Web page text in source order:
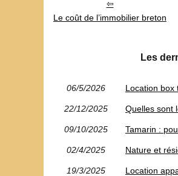
Le coût de l’immobilier breton
Les
06/5/2026 Location box
22/12/2025 Quelles sont
09/10/2025 Tamarin :
02/4/2025 Nature et
19/3/2025 Location